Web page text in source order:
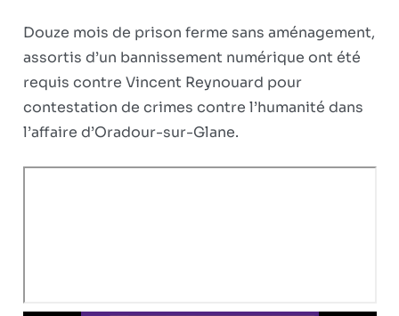
chaud
Douze mois de prison ferme sans aménagement,
assortis d’un bannissement numérique ont été
requis contre Vincent Reynouard pour
contestation de crimes contre l’humanité dans
l’affaire d’Oradour-sur-Glane.